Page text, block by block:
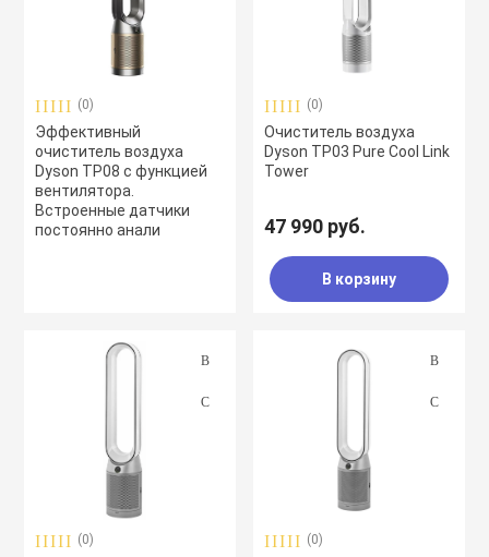
Apple MacBook
Apple Pencil
iPhone БУ
Фены
(0)
Эффективный
очиститель воздуха
Dyson TP08 с функцией
вентилятора.
Встроенные датчики
постоянно анали
(0)
Очиститель воздуха
Dyson TP03 Pure Cool Link
Tower
47 990 руб.
В корзину
(0) (0)